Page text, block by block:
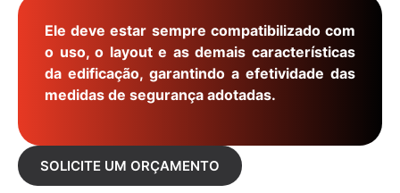
Ele deve estar sempre compatibilizado com
o uso, o layout e as demais características
da edificação, garantindo a efetividade das
medidas de segurança adotadas.
SOLICITE UM ORÇAMENTO